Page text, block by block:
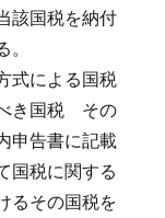
該国税を納付
式による国税
き国税
その
申告書に記載
国税に関する
るその国税を